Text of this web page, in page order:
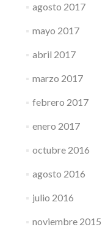
agosto 2017
mayo 2017
abril 2017
marzo 2017
febrero 2017
enero 2017
octubre 2016
agosto 2016
julio 2016
noviembre 2015